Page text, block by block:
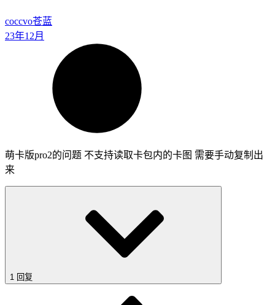
coccvo苍蓝
23年12月
萌卡版pro2的问题 不支持读取卡包内的卡图 需要手动复制出
来
1 回复